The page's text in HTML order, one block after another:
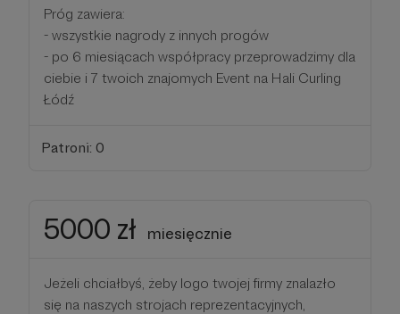
Próg zawiera:
- wszystkie nagrody z innych progów
- po 6 miesiącach współpracy przeprowadzimy dla
ciebie i 7 twoich znajomych Event na Hali Curling
Łódź
Patroni: 0
5000 zł miesięcznie
Jeżeli chciałbyś, żeby logo twojej firmy znalazło
się na naszych strojach reprezentacyjnych,